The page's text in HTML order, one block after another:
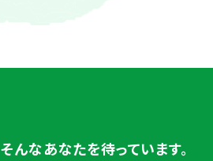
そんなあなたを待っています。